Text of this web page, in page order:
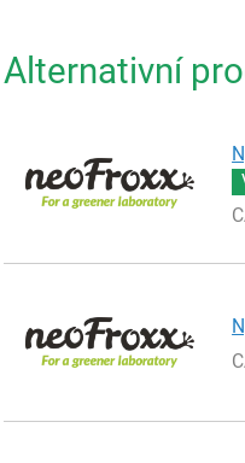
Alternativní